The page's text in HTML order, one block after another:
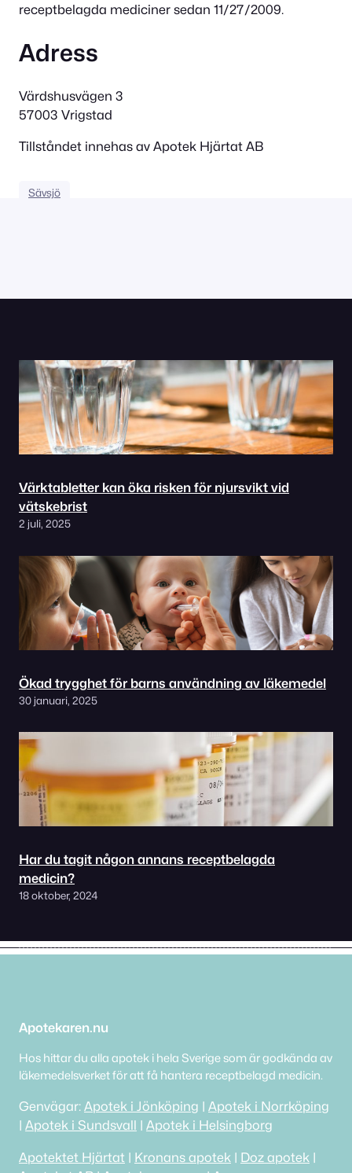
receptbelagda mediciner sedan 11/27/2009.
Adress
Värdshusvägen 3
57003 Vrigstad
Tillståndet innehas av Apotek Hjärtat AB
Sävsjö
Värktabletter kan öka risken för njursvikt vid
vätskebrist
2 juli, 2025
Ökad trygghet för barns användning av läkemedel
30 januari, 2025
Har du tagit någon annans receptbelagda
medicin?
18 oktober, 2024
Apotekaren.nu
Hos hittar du alla apotek i hela Sverige som är godkända av
läkemedelsverket för att få hantera receptbelagd medicin.
Genvägar: Apotek i Jönköping | Apotek i Norrköping
| Apotek i Sundsvall | Apotek i Helsingborg
Apotektet Hjärtat | Kronans apotek | Doz apotek |